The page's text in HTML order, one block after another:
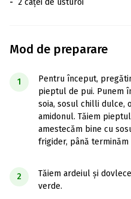
Mod de preparare
1
Pentru început,
pieptul de pui. Punem
soia, sosul chilli dulce,
amidonul. Tăiem
amestecăm bine cu
frigider, până
2
Tăiem ardeiul și
verde.